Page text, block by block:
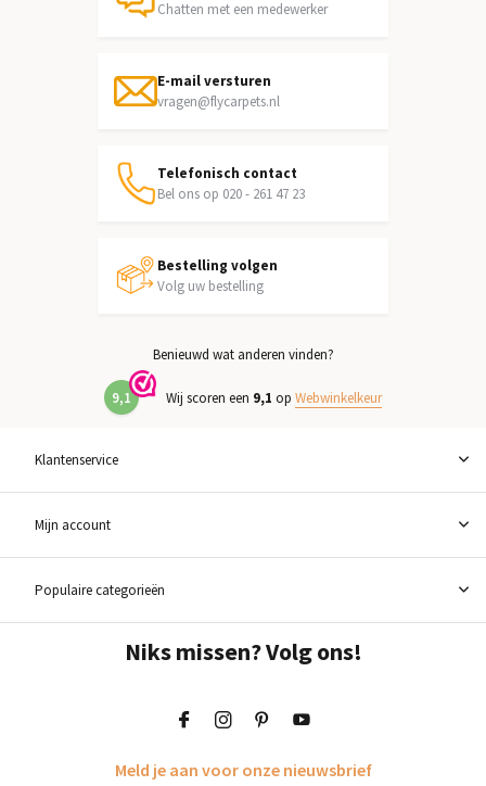
Chatten met een medewerker
E-mail versturen
vragen@flycarpets.nl
Telefonisch contact
Bel ons op 020 - 261 47 23
Bestelling volgen
Volg uw bestelling
Benieuwd wat anderen vinden?
9,1 Wij scoren een 9,1 op Webwinkelkeur
Klantenservice
Mijn account
Populaire categorieën
Niks missen? Volg ons!
Meld je aan voor onze nieuwsbrief